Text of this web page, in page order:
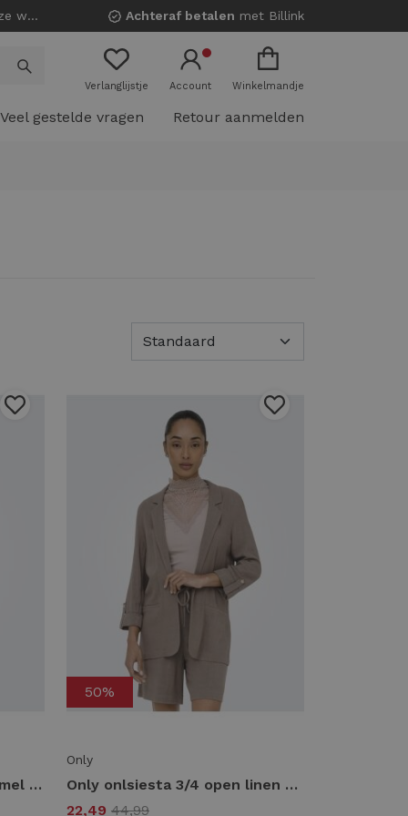
Achteraf betalen met Billink
Verlanglijstje Account Winkelmandje
Veel gestelde vragen Retour aanmelden
Only onlhattie-lana overs mel blazer tlr noos Blazers fudge
50%
Only
Only onlsiesta 3/4 open linen bl blazer tlr 15322274 Blazers walnut
22,49 44,99